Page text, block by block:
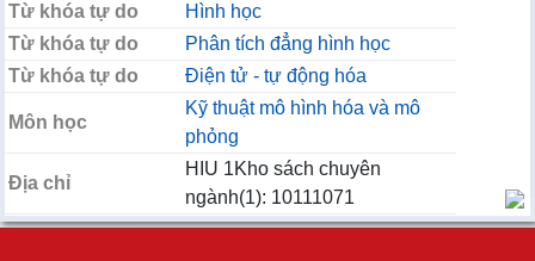
Từ khóa tự do
Hình học
Từ khóa tự do
Phân tích đẳng hình học
Từ khóa tự do
Điện tử - tự động hóa
Môn học
Kỹ thuật mô hình hóa và mô
phỏng
Địa chỉ
HIU 1Kho sách chuyên
ngành(1): 10111071